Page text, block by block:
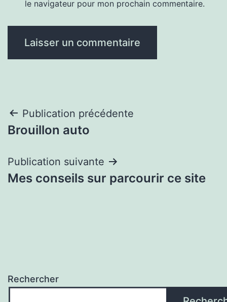
le navigateur pour mon prochain commentaire.
Navigation
de
l’article
Publication précédente
Brouillon auto
Publication suivante
Mes conseils sur parcourir ce site
Rechercher